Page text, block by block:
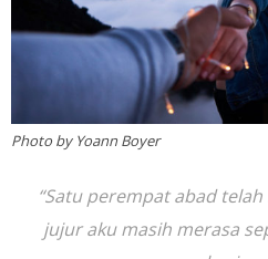
Photo by Yoann Boyer
“Satu perempat abad
jujur aku masih merasa